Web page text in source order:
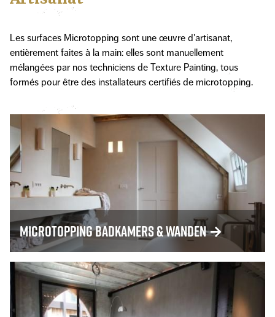
Les surfaces Microtopping sont une œuvre d'artisanat,
entièrement faites à la main: elles sont manuellement
mélangées par nos techniciens de Texture Painting, tous
formés pour être des installateurs certifiés de microtopping.
Microtopping badkamers & wanden→